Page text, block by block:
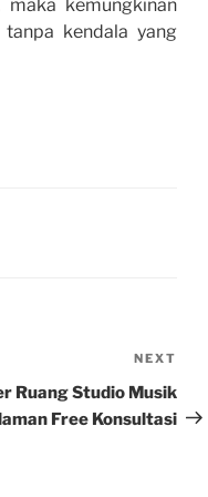
kemungkinan
kendala yang
Post
NEXT
Ruang Studio Musik
Free Konsultasi